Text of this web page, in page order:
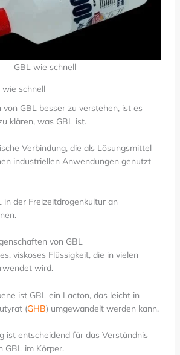
GBL wie schnell
wie schnell
GBL besser zu verstehen, ist es
klären, was GBL ist.
Verbindung, die als Lösungsmittel
industriellen Anwendungen genutzt
in der Freizeitdrogenkultur an
von GBL
viskoses Flüssigkeit, die in vielen
wird.
ist GBL ein Lacton, das leicht in
(GHB) umgewandelt werden kann.
ist entscheidend für das Verständnis
GBL im Körper.